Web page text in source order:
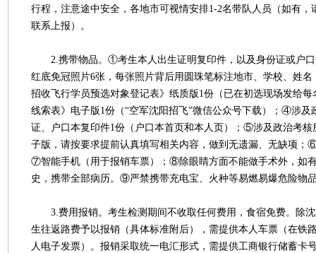
行程，注意途中安全，各地市可视情安排1-2名带队人员（如有，
联系上报）。
2.携带物品。①考生本人出生证明复印件，以及身份证或户
红底免冠照片6张，每张照片背后用圆珠笔标注地市、学校、姓
招收飞行学员预选对象登记表》纸质版1份（已在初选现场发给
线索表》电子版1份（“空军沈阳招飞”微信公众号下载）；④涉及
证、户口本复印件1份（户口本首页和本人页）；⑤涉及政治考核
子版，请按要求提前认真填写相关内容，做到无遗漏、无缺项；
⑦智能手机（用于报销车票）；⑧除眼睛方面不能做手术外，如
史，携带全部病历。⑨严禁携带充电宝、火种等易燃易爆危险物
3.费用报销。考生检测期间不收取任何费用，食宿免费。除沈
生往返路费予以报销（具体标准附后），需提供本人车票（在铁
人电子发票）。报销采取统一电汇形式，需提供工商银行储蓄卡